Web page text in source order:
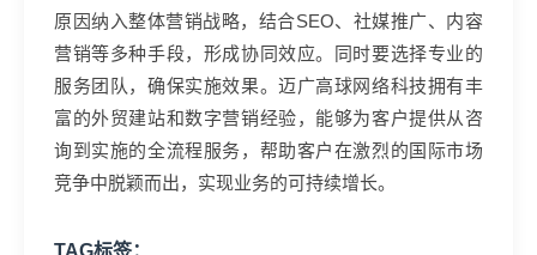
原因纳入整体营销战略，结合SEO、社媒推广、内容
营销等多种手段，形成协同效应。同时要选择专业的
服务团队，确保实施效果。迈广高球网络科技拥有丰
富的外贸建站和数字营销经验，能够为客户提供从咨
询到实施的全流程服务，帮助客户在激烈的国际市场
竞争中脱颖而出，实现业务的可持续增长。
TAG标签：